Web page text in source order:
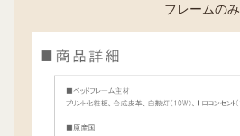
フレームのみ